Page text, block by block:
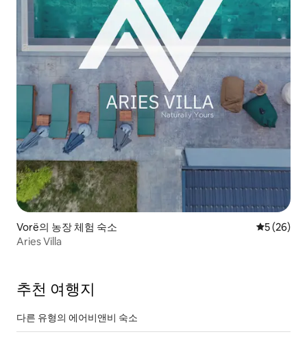
Vorë의 농장 체험 숙소 평점 5점(5
5 (26)
Aries Villa
추천 여행지
다른 유형의 에어비앤비 숙소